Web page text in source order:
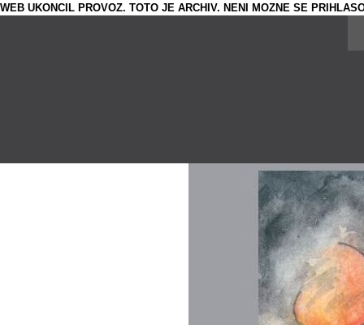
WEB UKONCIL PROVOZ. TOTO JE ARCHIV. NENI MOZNE SE